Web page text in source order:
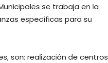
se trabaja en la
específicas para su
son: realización de centros